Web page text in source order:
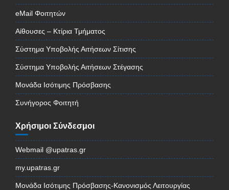
eMail Φοιτητών
Αίθουσες – Κτίρια Τμήματος
Σύστημα Υποβολής Αιτήσεων Σίτισης
Σύστημα Υποβολής Αιτήσεων Στέγασης
Μονάδα Ισότιμης Πρόσβασης
Συνήγορος Φοιτητή
Χρήσιμοι Σύνδεσμοι
Webmail @upatras.gr
my.upatras.gr
Μονάδα Ισότιμης Πρόσβασης-Κανονισμός Λειτουργίας